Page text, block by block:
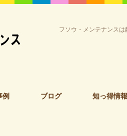
フソウ・メンテナンス
例 ブログ 知っ得情報